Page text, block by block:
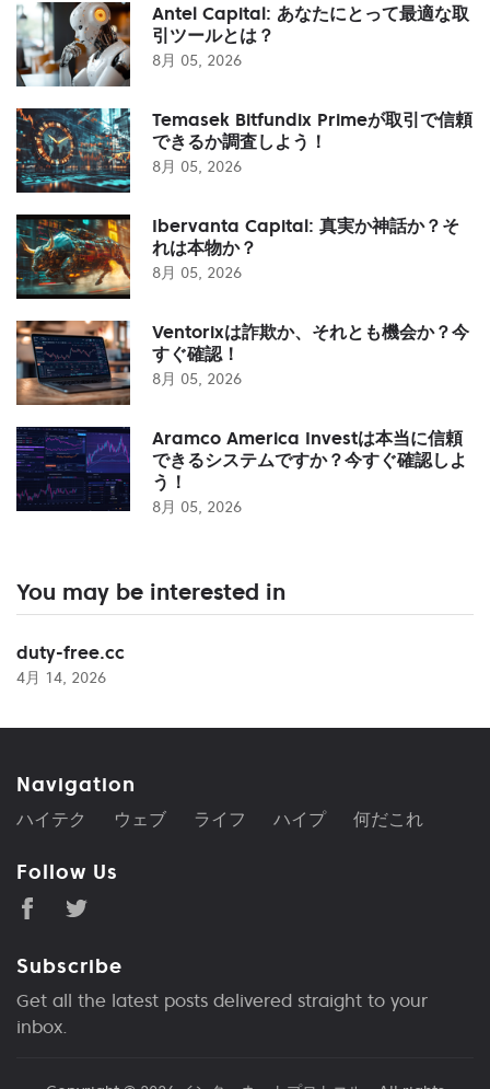
Antel Capital: あなたにとって最適な取
引ツールとは？
8月 05, 2026
Temasek Bitfundix Primeが取引で信頼
できるか調査しよう！
8月 05, 2026
Ibervanta Capital: 真実か神話か？そ
れは本物か？
8月 05, 2026
Ventorixは詐欺か、それとも機会か？今
すぐ確認！
8月 05, 2026
Aramco America Investは本当に信頼
できるシステムですか？今すぐ確認しよ
う！
8月 05, 2026
You may be interested in
duty-free.cc
4月 14, 2026
Navigation
ハイテク ウェブ ライフ ハイプ 何だこれ
Follow Us
Subscribe
Get all the latest posts delivered straight to your
inbox.